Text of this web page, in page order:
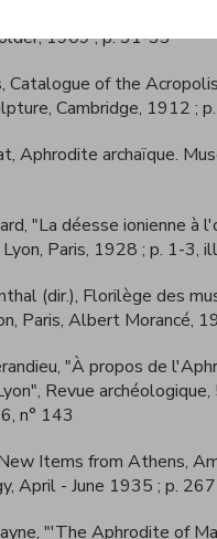
Athen, Österreichisches
1909; p. 31-33
Catalogue of the
Cambridge, 1912;
Aphrodite archaïque.
"La déesse ionienne à
Paris, 1928; p. 1-3,
(dir.), Florilège des
Paris, Albert Morancé,
"À propos de
Revue
n° 143
Items from Athens,
April - June 1935; p. 267
"'The Aphrodite of